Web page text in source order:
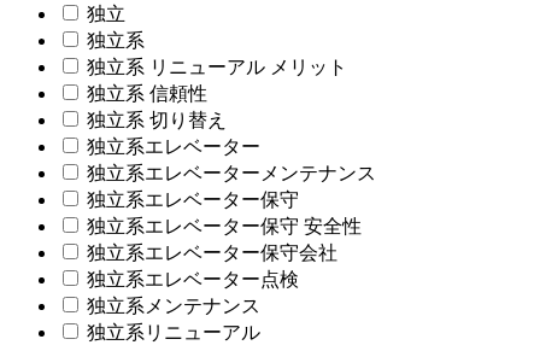
独立
独立系
独立系 リニューアル メリット
独立系 信頼性
独立系 切り替え
独立系エレベーター
独立系エレベーターメンテナンス
独立系エレベーター保守
独立系エレベーター保守 安全性
独立系エレベーター保守会社
独立系エレベーター点検
独立系メンテナンス
独立系リニューアル